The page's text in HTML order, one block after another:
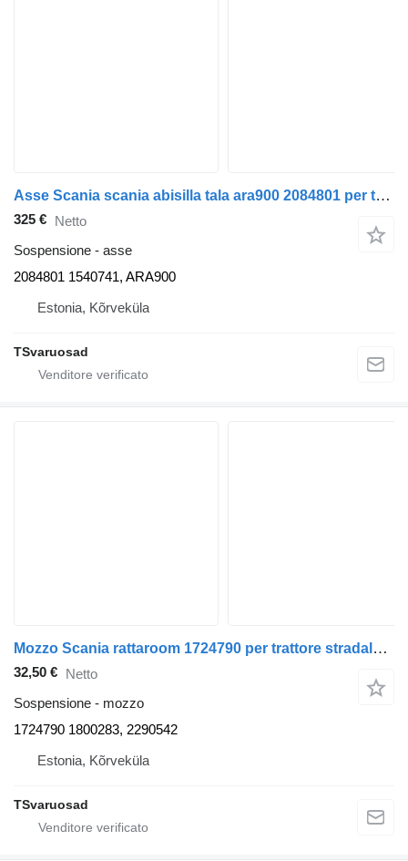
Asse Scania scania abisilla tala ara900 2084801 per trattore stradale Scania P380
325 € Netto
Sospensione - asse
2084801 1540741, ARA900
Estonia, Kõrveküla
TSvaruosad
Mozzo Scania rattaroom 1724790 per trattore stradale Scania P380
32,50 € Netto
Sospensione - mozzo
1724790 1800283, 2290542
Estonia, Kõrveküla
TSvaruosad